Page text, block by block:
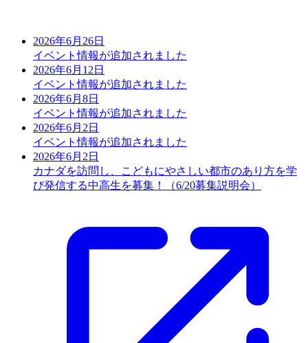
2026年6月26日
イベント情報が追加されました
2026年6月12日
イベント情報が追加されました
2026年6月8日
イベント情報が追加されました
2026年6月2日
イベント情報が追加されました
2026年6月2日
カナダを訪問し、こどもにやさしい都市のあり方を学
び発信する中高生を募集！（6/20募集説明会）